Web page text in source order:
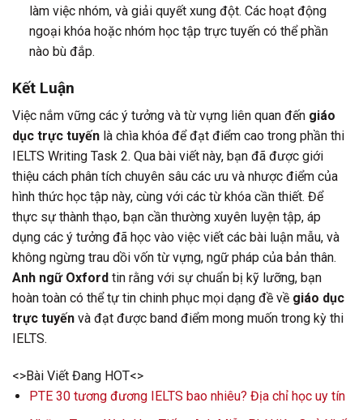
làm việc nhóm, và giải quyết xung đột. Các hoạt động
ngoại khóa hoặc nhóm học tập trực tuyến có thể phần
nào bù đắp.
Kết Luận
Việc nắm vững các ý tưởng và từ vựng liên quan đến giáo
dục trực tuyến là chìa khóa để đạt điểm cao trong phần thi
IELTS Writing Task 2. Qua bài viết này, bạn đã được giới
thiệu cách phân tích chuyên sâu các ưu và nhược điểm của
hình thức học tập này, cùng với các từ khóa cần thiết. Để
thực sự thành thạo, bạn cần thường xuyên luyện tập, áp
dụng các ý tưởng đã học vào việc viết các bài luận mẫu, và
không ngừng trau dồi vốn từ vựng, ngữ pháp của bản thân.
Anh ngữ Oxford tin rằng với sự chuẩn bị kỹ lưỡng, bạn
hoàn toàn có thể tự tin chinh phục mọi dạng đề về giáo dục
trực tuyến và đạt được band điểm mong muốn trong kỳ thi
IELTS.
<>Bài Viết Đang HOT<>
PTE 30 tương đương IELTS bao nhiêu? Địa chỉ học uy tín